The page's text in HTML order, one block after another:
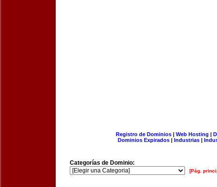
Registro de Dominios| Web Hosting |
Dominios Expirados | Industrias |
Categorías de Dominio:
[Pág.